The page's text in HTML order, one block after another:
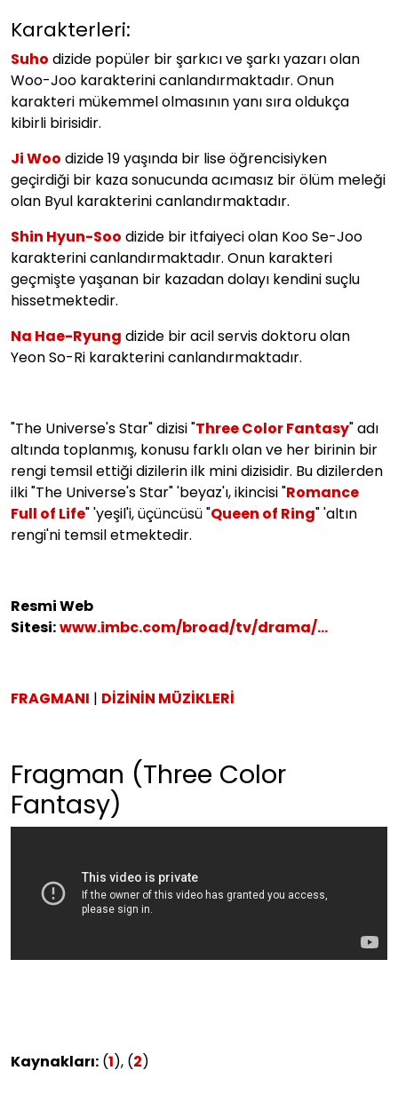
Karakterleri:
Suho dizide popüler bir şarkıcı ve şarkı yazarı olan
Woo-Joo karakterini canlandırmaktadır. Onun
karakteri mükemmel olmasının yanı sıra oldukça
kibirli birisidir.
Ji Woo dizide 19 yaşında bir lise öğrencisiyken
geçirdiği bir kaza sonucunda acımasız bir ölüm meleği
olan Byul karakterini canlandırmaktadır.
Shin Hyun-Soo dizide bir itfaiyeci olan Koo Se-Joo
karakterini canlandırmaktadır. Onun karakteri
geçmişte yaşanan bir kazadan dolayı kendini suçlu
hissetmektedir.
Na Hae-Ryung dizide bir acil servis doktoru olan
Yeon So-Ri karakterini canlandırmaktadır.
"The Universe's Star" dizisi "Three Color Fantasy" adı
altında toplanmış, konusu farklı olan ve her birinin bir
rengi temsil ettiği dizilerin ilk mini dizisidir. Bu dizilerden
ilki "The Universe's Star" 'beyaz'ı, ikincisi "Romance
Full of Life" 'yeşil'i, üçüncüsü "Queen of Ring" 'altın
rengi'ni temsil etmektedir.
Resmi Web
Sitesi:www.imbc.com/broad/tv/drama/...
FRAGMANI | DİZİNİN MÜZİKLERİ
Fragman (Three Color
Fantasy)
Kaynakları: (1), (2)